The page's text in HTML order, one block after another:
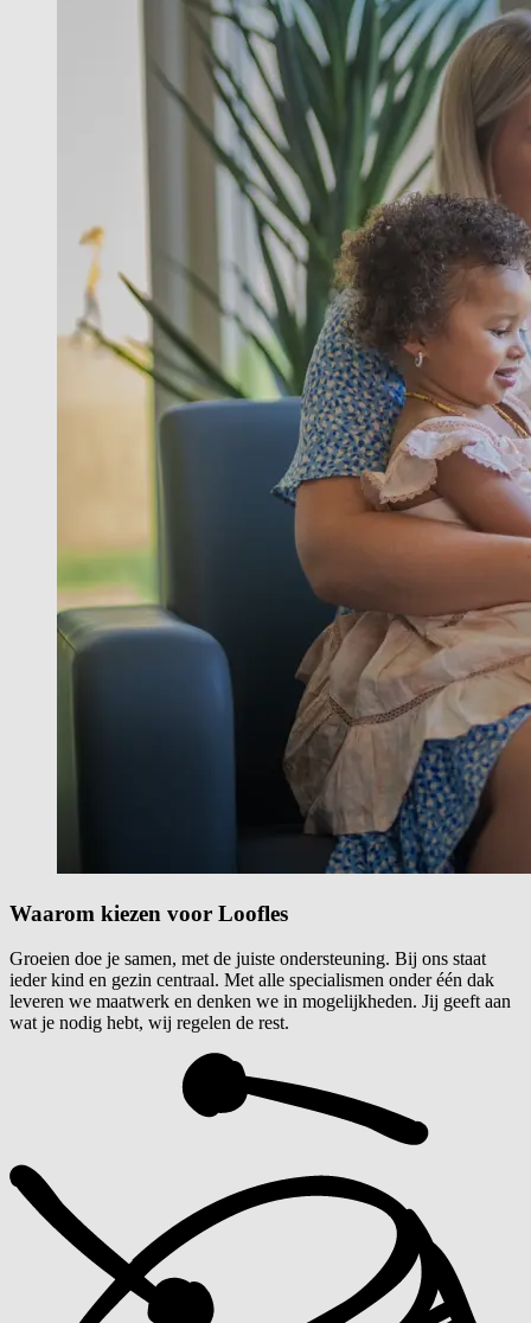
Waarom kiezen voor Loofles
Groeien doe je samen, met de juiste ondersteuning. Bij ons staat
ieder kind en gezin centraal. Met alle specialismen onder één dak
leveren we maatwerk en denken we in mogelijkheden. Jij geeft aan
wat je nodig hebt, wij regelen de rest.